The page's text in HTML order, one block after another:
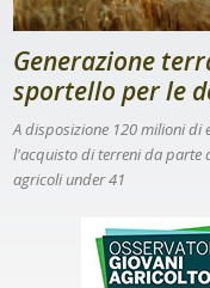
Generazione
sportello per le
A disposizione 120 milioni di
l'acquisto di terreni da parte
agricoli under 41